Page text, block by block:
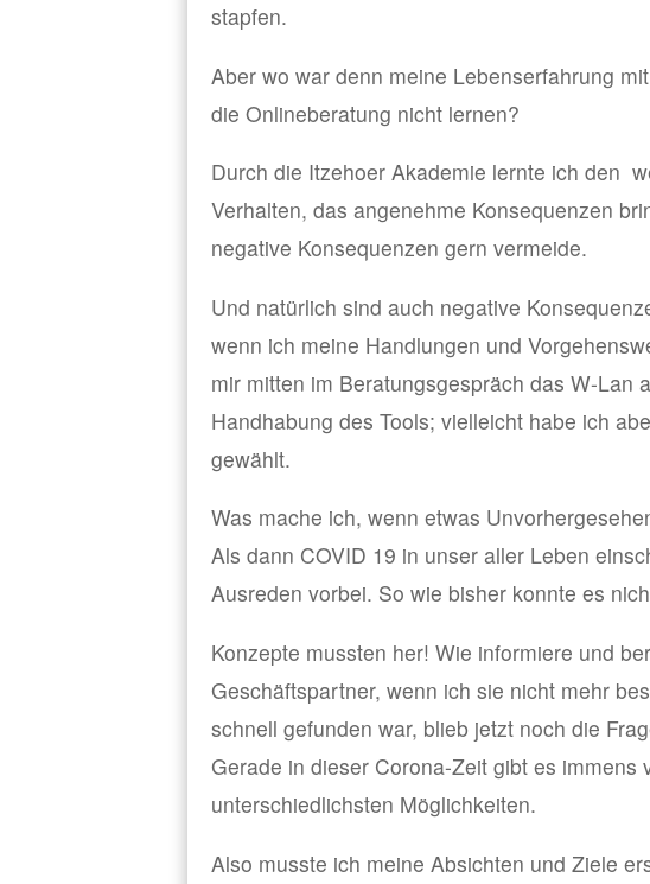
stapfen.
Aber wo war denn meine Lebenserfahrung
die Onlineberatung nicht lernen?
Durch die Itzehoer Akademie lernte ich den
Verhalten, das angenehme Konsequenzen
negative Konsequenzen gern vermeide.
Und natürlich sind auch negative
wenn ich meine Handlungen und
mir mitten im Beratungsgespräch das W-Lan
Handhabung des Tools; vielleicht habe ich
gewählt.
Was mache ich, wenn etwas
Als dann COVID 19 in unser aller Leben
Ausreden vorbei. So wie bisher konnte es
Konzepte mussten her! Wie informiere und
Geschäftspartner, wenn ich sie nicht mehr
schnell gefunden war, blieb jetzt noch die
Gerade in dieser Corona-Zeit gibt es immens
unterschiedlichsten Möglichkeiten.
Also musste ich meine Absichten und Ziele